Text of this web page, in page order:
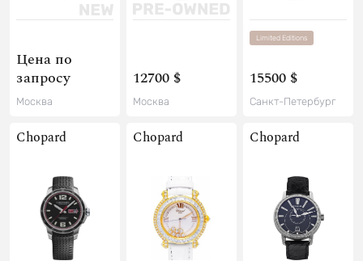
Цена по
запросу
Москва
12700 $
Москва
Limited Editions
15500 $
Санкт-Петербург
Chopard Chopard Chopard